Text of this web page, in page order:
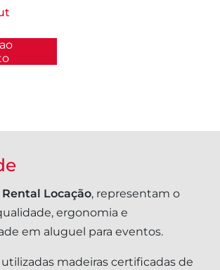
Rental Locação, representam o
ergonomia e
em aluguel para eventos.
madeiras certificadas de